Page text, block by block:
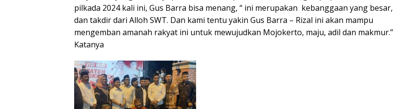
pilkada 2024 kali ini, Gus Barra bisa menang, “ ini merupakan kebanggaan yang besar,
dan takdir dari Alloh SWT. Dan kami tentu yakin Gus Barra – Rizal ini akan mampu
mengemban amanah rakyat ini untuk mewujudkan Mojokerto, maju, adil dan makmur.”
Katanya